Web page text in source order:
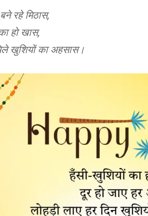
रहे मिठास,
हो खास,
खुशियों का अहसास।